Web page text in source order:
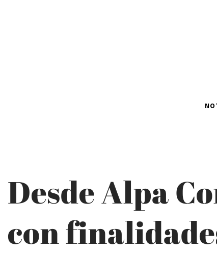
Desde Alpa
con